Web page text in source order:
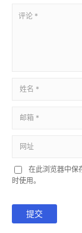
在此浏览器中保
时使用。
提交